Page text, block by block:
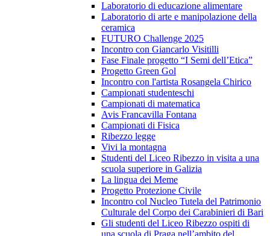
Laboratorio di educazione alimentare
Laboratorio di arte e manipolazione della
ceramica
FUTURO Challenge 2025
Incontro con Giancarlo Visitilli
Fase Finale progetto “I Semi dell’Etica”
Progetto Green Gol
Incontro con l'artista Rosangela Chirico
Campionati studenteschi
Campionati di matematica
Avis Francavilla Fontana
Campionati di Fisica
Ribezzo legge
Vivi la montagna
Studenti del Liceo Ribezzo in visita a una
scuola superiore in Galizia
La lingua dei Meme
Progetto Protezione Civile
Incontro col Nucleo Tutela del Patrimonio
Culturale del Corpo dei Carabinieri di Bari
Gli studenti del Liceo Ribezzo ospiti di